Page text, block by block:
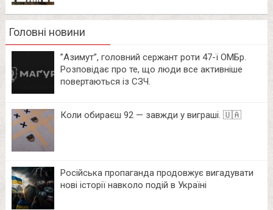
Головні новини
⁨”Азимут”, головний сержант роти 47-ї ОМБр.
Розповідає про те, що люди все активніше
повертаються із СЗЧ.
Коли обираєш 92 — завжди у виграші. 🇺🇦
Російська пропаганда продовжує вигадувати
нові історії навколо подій в Україні